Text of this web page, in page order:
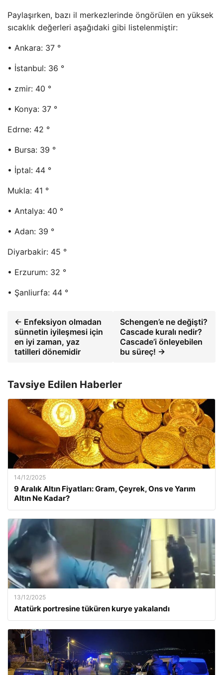
Paylaşırken, bazı il merkezlerinde öngörülen en yüksek
sıcaklık değerleri aşağıdaki gibi listelenmiştir:
• Ankara: 37 °
• İstanbul: 36 °
• zmir: 40 °
• Konya: 37 °
Edrne: 42 °
• Bursa: 39 °
• İptal: 44 °
Mukla: 41 °
• Antalya: 40 °
• Adan: 39 °
Diyarbakir: 45 °
• Erzurum: 32 °
• Şanliurfa: 44 °
← Enfeksiyon olmadan
sünnetin iyileşmesi için
en iyi zaman, yaz
tatilleri dönemidir
Schengen’e ne değişti?
Cascade kuralı nedir?
Cascade’i önleyebilen
bu süreç! →
Tavsiye Edilen Haberler
14/12/2025
9 Aralık Altın Fiyatları: Gram, Çeyrek, Ons ve Yarım
Altın Ne Kadar?
13/12/2025
Atatürk portresine tüküren kurye yakalandı